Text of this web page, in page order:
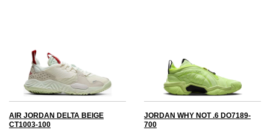
AIR JORDAN DELTA BEIGE
CT1003-100
JORDAN WHY NOT .6 DO7189-
700